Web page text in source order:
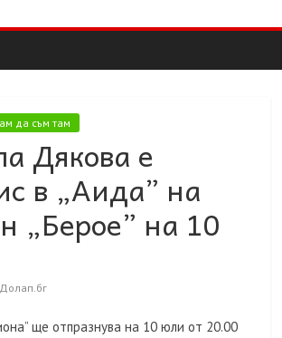
да съм там
Дякова е
в „Аида” на
„Берое” на 10
Долап.бг
ще отпразнува на 10 юли от 20.00